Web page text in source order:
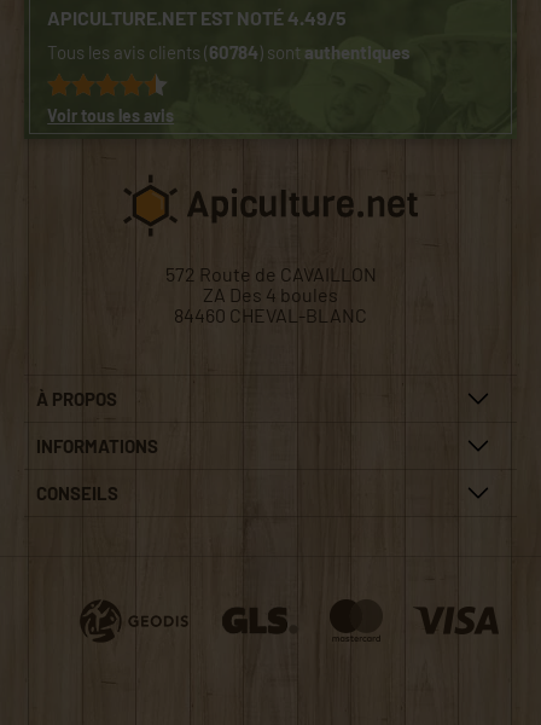
APICULTURE.NET EST NOTÉ 4.49/5
Tous les avis clients (60784) sontauthentiques
Voir tous les avis
572 Route de CAVAILLON
ZA Des 4 boules
84460 CHEVAL-BLANC
À PROPOS
INFORMATIONS
CONSEILS